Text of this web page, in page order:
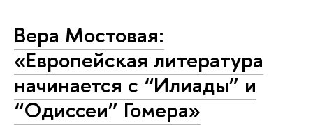
Вера Мостовая:
«Европейская литература
начинается с “Илиады” и
“Одиссеи” Гомера»